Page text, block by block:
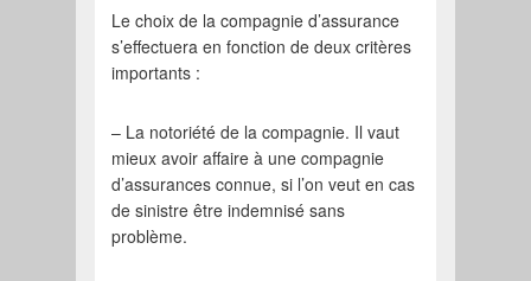
Le choix de la compagnie d’assurance
s’effectuera en fonction de deux critères
importants :
– La notoriété de la compagnie. Il vaut
mieux avoir affaire à une compagnie
d’assurances connue, si l’on veut en cas
de sinistre être indemnisé sans
problème.